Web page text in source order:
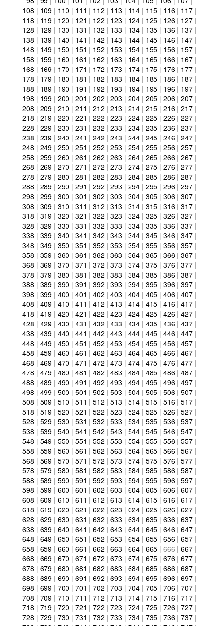
108 | 109 | 110 | 111 | 112 | 113 | 114 | 115 | 116 | 117 |
118 | 119 | 120 | 121 | 122 | 123 | 124 | 125 | 126 | 127 |
128 | 129 | 130 | 131 | 132 | 133 | 134 | 135 | 136 | 137 |
138 | 139 | 140 | 141 | 142 | 143 | 144 | 145 | 146 | 147 |
148 | 149 | 150 | 151 | 152 | 153 | 154 | 155 | 156 | 157 |
158 | 159 | 160 | 161 | 162 | 163 | 164 | 165 | 166 | 167 |
168 | 169 | 170 | 171 | 172 | 173 | 174 | 175 | 176 | 177 |
178 | 179 | 180 | 181 | 182 | 183 | 184 | 185 | 186 | 187 |
188 | 189 | 190 | 191 | 192 | 193 | 194 | 195 | 196 | 197 |
198 | 199 | 200 | 201 | 202 | 203 | 204 | 205 | 206 | 207 |
208 | 209 | 210 | 211 | 212 | 213 | 214 | 215 | 216 | 217 |
218 | 219 | 220 | 221 | 222 | 223 | 224 | 225 | 226 | 227 |
228 | 229 | 230 | 231 | 232 | 233 | 234 | 235 | 236 | 237 |
238 | 239 | 240 | 241 | 242 | 243 | 244 | 245 | 246 | 247 |
248 | 249 | 250 | 251 | 252 | 253 | 254 | 255 | 256 | 257 |
258 | 259 | 260 | 261 | 262 | 263 | 264 | 265 | 266 | 267 |
268 | 269 | 270 | 271 | 272 | 273 | 274 | 275 | 276 | 277 |
278 | 279 | 280 | 281 | 282 | 283 | 284 | 285 | 286 | 287 |
288 | 289 | 290 | 291 | 292 | 293 | 294 | 295 | 296 | 297 |
298 | 299 | 300 | 301 | 302 | 303 | 304 | 305 | 306 | 307 |
308 | 309 | 310 | 311 | 312 | 313 | 314 | 315 | 316 | 317 |
318 | 319 | 320 | 321 | 322 | 323 | 324 | 325 | 326 | 327 |
328 | 329 | 330 | 331 | 332 | 333 | 334 | 335 | 336 | 337 |
338 | 339 | 340 | 341 | 342 | 343 | 344 | 345 | 346 | 347 |
348 | 349 | 350 | 351 | 352 | 353 | 354 | 355 | 356 | 357 |
358 | 359 | 360 | 361 | 362 | 363 | 364 | 365 | 366 | 367 |
368 | 369 | 370 | 371 | 372 | 373 | 374 | 375 | 376 | 377 |
378 | 379 | 380 | 381 | 382 | 383 | 384 | 385 | 386 | 387 |
388 | 389 | 390 | 391 | 392 | 393 | 394 | 395 | 396 | 397 |
398 | 399 | 400 | 401 | 402 | 403 | 404 | 405 | 406 | 407 |
408 | 409 | 410 | 411 | 412 | 413 | 414 | 415 | 416 | 417 |
418 | 419 | 420 | 421 | 422 | 423 | 424 | 425 | 426 | 427 |
428 | 429 | 430 | 431 | 432 | 433 | 434 | 435 | 436 | 437 |
438 | 439 | 440 | 441 | 442 | 443 | 444 | 445 | 446 | 447 |
448 | 449 | 450 | 451 | 452 | 453 | 454 | 455 | 456 | 457 |
458 | 459 | 460 | 461 | 462 | 463 | 464 | 465 | 466 | 467 |
468 | 469 | 470 | 471 | 472 | 473 | 474 | 475 | 476 | 477 |
478 | 479 | 480 | 481 | 482 | 483 | 484 | 485 | 486 | 487 |
488 | 489 | 490 | 491 | 492 | 493 | 494 | 495 | 496 | 497 |
498 | 499 | 500 | 501 | 502 | 503 | 504 | 505 | 506 | 507 |
508 | 509 | 510 | 511 | 512 | 513 | 514 | 515 | 516 | 517 |
518 | 519 | 520 | 521 | 522 | 523 | 524 | 525 | 526 | 527 |
528 | 529 | 530 | 531 | 532 | 533 | 534 | 535 | 536 | 537 |
538 | 539 | 540 | 541 | 542 | 543 | 544 | 545 | 546 | 547 |
548 | 549 | 550 | 551 | 552 | 553 | 554 | 555 | 556 | 557 |
558 | 559 | 560 | 561 | 562 | 563 | 564 | 565 | 566 | 567 |
568 | 569 | 570 | 571 | 572 | 573 | 574 | 575 | 576 | 577 |
578 | 579 | 580 | 581 | 582 | 583 | 584 | 585 | 586 | 587 |
588 | 589 | 590 | 591 | 592 | 593 | 594 | 595 | 596 | 597 |
598 | 599 | 600 | 601 | 602 | 603 | 604 | 605 | 606 | 607 |
608 | 609 | 610 | 611 | 612 | 613 | 614 | 615 | 616 | 617 |
618 | 619 | 620 | 621 | 622 | 623 | 624 | 625 | 626 | 627 |
628 | 629 | 630 | 631 | 632 | 633 | 634 | 635 | 636 | 637 |
638 | 639 | 640 | 641 | 642 | 643 | 644 | 645 | 646 | 647 |
648 | 649 | 650 | 651 | 652 | 653 | 654 | 655 | 656 | 657 |
658 | 659 | 660 | 661 | 662 | 663 | 664 | 665 | 666 | 667 |
668 | 669 | 670 | 671 | 672 | 673 | 674 | 675 | 676 | 677 |
678 | 679 | 680 | 681 | 682 | 683 | 684 | 685 | 686 | 687 |
688 | 689 | 690 | 691 | 692 | 693 | 694 | 695 | 696 | 697 |
698 | 699 | 700 | 701 | 702 | 703 | 704 | 705 | 706 | 707 |
708 | 709 | 710 | 711 | 712 | 713 | 714 | 715 | 716 | 717 |
718 | 719 | 720 | 721 | 722 | 723 | 724 | 725 | 726 | 727 |
728 | 729 | 730 | 731 | 732 | 733 | 734 | 735 | 736 | 737 |